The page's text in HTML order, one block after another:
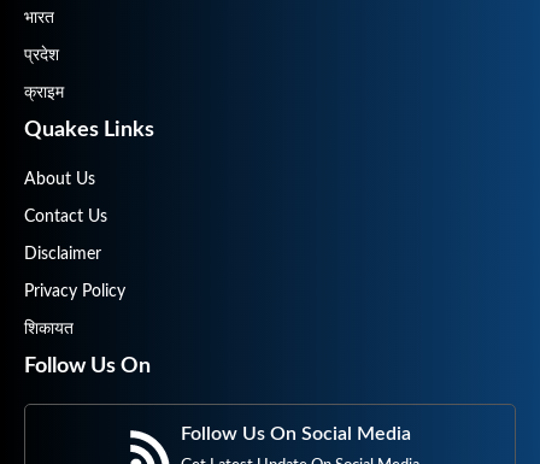
भारत
प्रदेश
क्राइम
Quakes Links
About Us
Contact Us
Disclaimer
Privacy Policy
शिकायत
Follow Us On
Follow Us On Social Media